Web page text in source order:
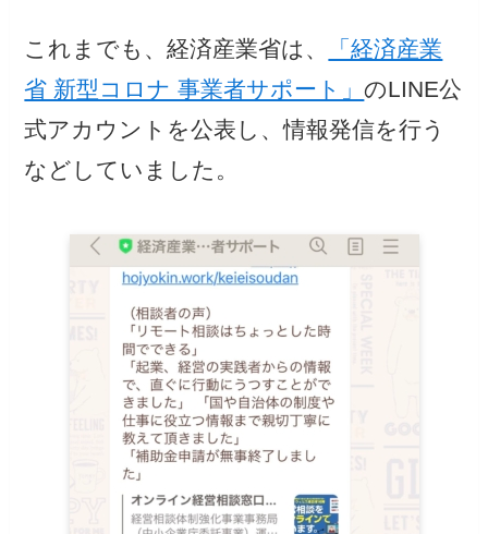
これまでも、経済産業省は、
「経済産業
省 新型コロナ 事業者サポート」のLINE公
式アカウントを公表し、情報発信を行う
などしていました。